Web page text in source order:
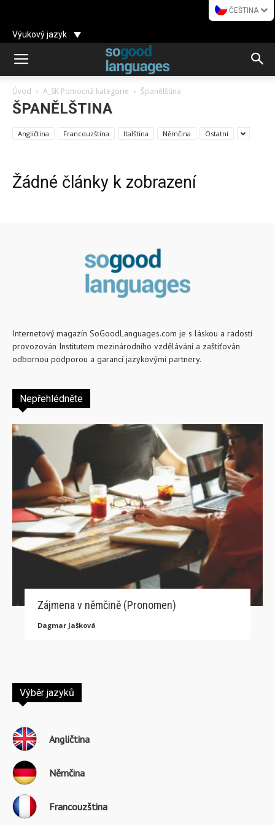
ČEŠTINA
Výukový jazyk
Úvod A_SK Pomocná kategorie Španělština
ŠPANĚLŠTINA
Angličtina Francouzština Italština Němčina Ostatní
Žádné články k zobrazení
Internetový magazín SoGoodLanguages.com je s láskou a radostí
provozován Institutem mezinárodního vzdělávání a zaštiťován
odbornou podporou a garancí jazykovými partnery.
Nepřehlédněte
Zájmena v němčině (Pronomen)
Dagmar Jašková
Výběr jazyků
Angličtina
Němčina
Francouzština